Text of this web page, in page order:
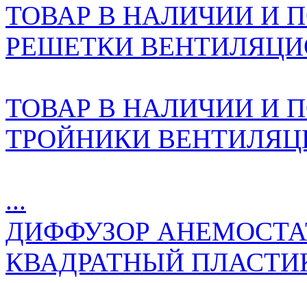
ТОВАР В НАЛИЧИИ И
РЕШЕТКИ
ТОВАР В НАЛИЧИИ И
ТРОЙНИКИ
...
ДИФФУЗОР
КВАДРАТНЫЙ